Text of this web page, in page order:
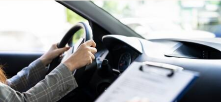
abre en nueva pestaña
México